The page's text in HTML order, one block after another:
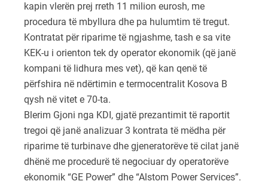
kapin vlerën prej rreth 11 milion eurosh, me
procedura të mbyllura dhe pa hulumtim të tregut.
Kontratat për riparime të ngjashme, tash e sa vite
KEK-u i orienton tek dy operator ekonomik (që janë
kompani të lidhura mes vet), që kan qenë të
përfshira në ndërtimin e termocentralit Kosova B
qysh në vitet e 70-ta.
Blerim Gjoni nga KDI, gjatë prezantimit të raportit
tregoi që janë analizuar 3 kontrata të mëdha për
riparime të turbinave dhe gjeneratorëve të cilat janë
dhënë me procedurë të negociuar dy operatorëve
ekonomik “GE Power” dhe “Alstom Power Services”.